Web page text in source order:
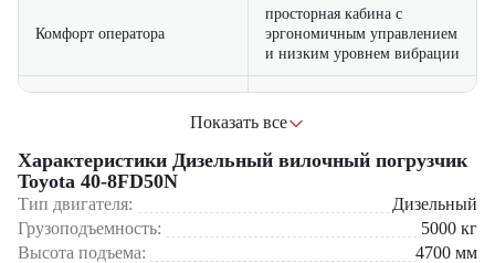
Комфорт оператора
просторная кабина с
эргономичным управлением
и низким уровнем вибрации
усиленная конструкция
рамы и ходовой части
Универсальность
совместимость с
навесного оборудования
Где применяется вилочный погрузчик Toyota 40-8FD50N?
Крупные складские комплексы
Промышленные предприятия
Строительные площадки
Портовые терминалы
Металлургические производства
Показать все
Характеристики Дизельный вилочный погрузчик
Toyota 40-8FD50N
Тип двигателя:
Дизельный
Грузоподъемность:
5000 кг
Высота подъема:
4700 мм